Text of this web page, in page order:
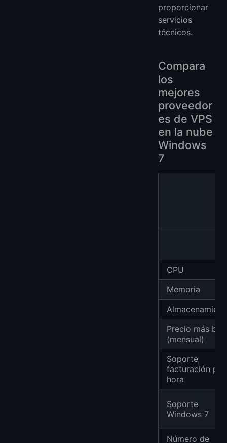
proporcionar
servicios
técnicos.
Compara
los
mejores
proveedor
es de VPS
en la nube
Windows
7
CPU
Memoria
Precio más
(mensual)
Soporte
facturación por
hora
Soporte
Windows 7
Número de